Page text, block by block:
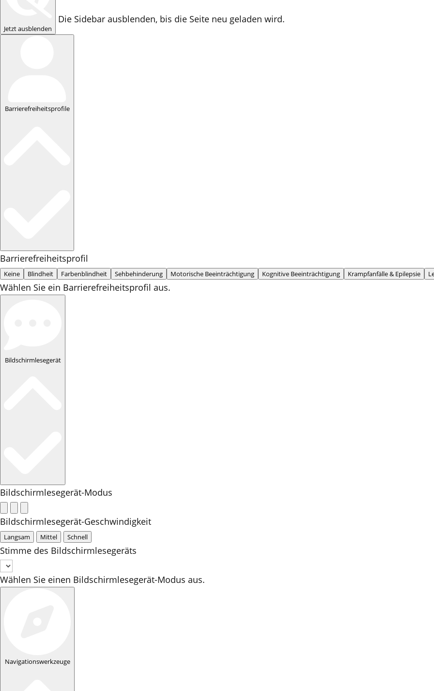
Jetzt ausblenden
Die Sidebar ausblenden, bis die Seite neu geladen wird.
Barrierefreiheitsprofile
Barrierefreiheitsprofil
Keine Blindheit Farbenblindheit Sehbehinderung Motorische Beeinträchtigung Kognitive Beeinträchtigung Krampfanfälle & Epilepsie
Wählen Sie ein Barrierefreiheitsprofil aus.
Bildschirmlesegerät
Bildschirmlesegerät-Modus
Bildschirmlesegerät-Geschwindigkeit
Langsam Mittel Schnell
Stimme des Bildschirmlesegeräts
Wählen Sie einen Bildschirmlesegerät-Modus aus.
Navigationswerkzeuge